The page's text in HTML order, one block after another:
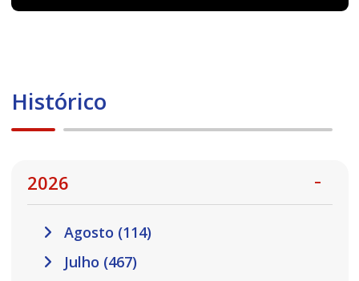
Histórico
2026
Agosto (114)
Julho (467)